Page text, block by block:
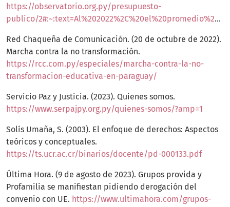
https://observatorio.org.py/presupuesto-
publico/2#:~:text=Al%202022%2C%20el%20promedio%20de,es%20de%204%2C0%25
Red Chaqueña de Comunicación. (20 de octubre de 2022).
Marcha contra la no transformación.
https://rcc.com.py/especiales/marcha-contra-la-no-
transformacion-educativa-en-paraguay/
Servicio Paz y Justicia. (2023). Quienes somos.
https://www.serpajpy.org.py/quienes-somos/?amp=1
Solís Umaña, S. (2003). El enfoque de derechos: Aspectos
teóricos y conceptuales.
https://ts.ucr.ac.cr/binarios/docente/pd-000133.pdf
Última Hora. (9 de agosto de 2023). Grupos provida y
Profamilia se manifiestan pidiendo derogación del
convenio con UE. https://www.ultimahora.com/grupos-